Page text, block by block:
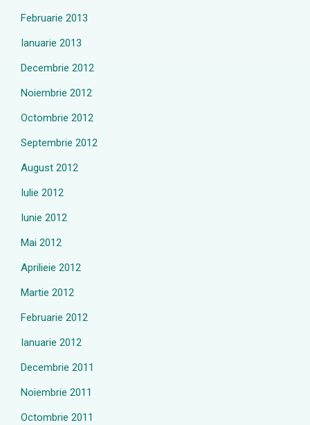
Februarie 2013
Ianuarie 2013
Decembrie 2012
Noiembrie 2012
Octombrie 2012
Septembrie 2012
August 2012
Iulie 2012
Iunie 2012
Mai 2012
Aprilieie 2012
Martie 2012
Februarie 2012
Ianuarie 2012
Decembrie 2011
Noiembrie 2011
Octombrie 2011